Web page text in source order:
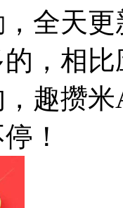
全天
，相
趣攒
！